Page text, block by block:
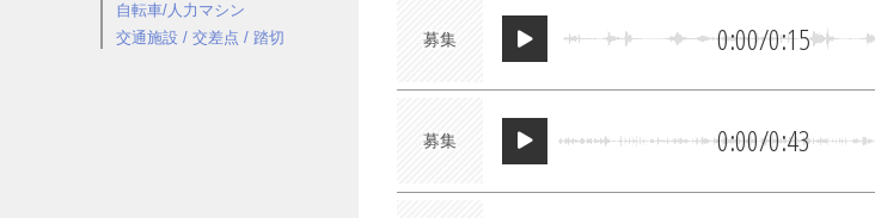
自転車/人力マシン
交通施設 / 交差点 / 踏切
募集 0:00/0:15
募集 0:00/0:43